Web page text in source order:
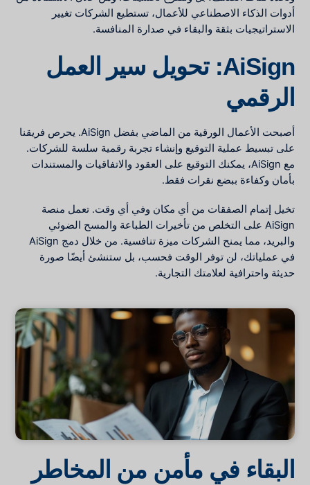
أدوات الذكاء الاصطناعي للأعمال، تستطيع الشركات تغيير
الاستراتيجيات بثقة والبقاء في صدارة المنافسة.
AiSign: تحويل سير العمل
الرقمي
أصبحت الأعمال الورقية من الماضي بفضل AiSign. يحرص فريقنا
على تبسيط عملية التوقيع وإنشاء تجربة رقمية سلسة للشركات.
مع AiSign، يمكنك التوقيع على العقود والاتفاقيات والمستندات
بأمان وكفاءة ببضع نقرات فقط.
تخيل إتمام الصفقات من أي مكان وفي أي وقت. تعمل منصة
AiSign على التخلص من تأخيرات الطباعة والمسح الضوئي
والبريد، مما يمنح الشركات ميزة تنافسية. من خلال دمج AiSign
في عملياتك، لن توفر الوقت فحسب، بل ستنشئ أيضًا صورة
حديثة واحترافية لعلامتك التجارية.
البقاء في مأمن من المخاطر